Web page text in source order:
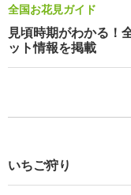
全国お花見ガイド
見頃時期がわかる！
ット情報を掲載
いちご狩り